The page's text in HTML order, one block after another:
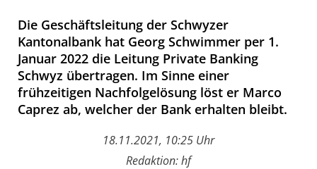
Die Geschäftsleitung der Schwyzer
Kantonalbank hat Georg Schwimmer per 1.
Januar 2022 die Leitung Private Banking
Schwyz übertragen. Im Sinne einer
frühzeitigen Nachfolgelösung löst er Marco
Caprez ab, welcher der Bank erhalten bleibt.
18.11.2021, 10:25 Uhr
Redaktion: hf